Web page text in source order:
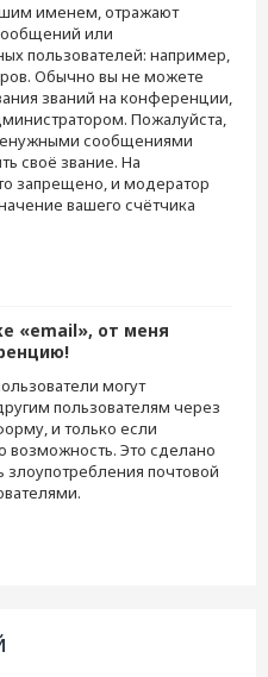
именем, отражают
или
пользователей: например,
Обычно вы не можете
званий на конференции,
Пожалуйста,
сообщениями
своё звание. На
запрещено, и модератор
вашего счётчика
«email», от меня
могут
пользователям через
и только если
возможность. Это сделано
злоупотребления почтовой